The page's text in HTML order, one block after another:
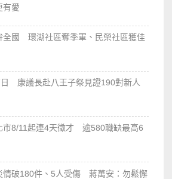
有愛
全國 環湖社區奪季軍、民榮社區獲佳
康議長赴八王子祭見證190對新人
市8/11起連4天徵才 逾580職缺最高6
情破180件、5人受傷 蔣萬安：勿鬆懈